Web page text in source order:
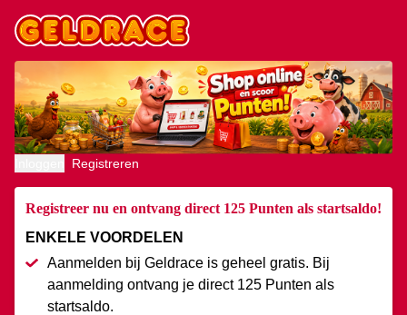
Registreren
Registreer nu en ontvang direct 125 Punten als startsaldo!
ENKELE VOORDELEN
Aanmelden bij Geldrace is geheel gratis. Bij
aanmelding ontvang je direct 125 Punten als
startsaldo.